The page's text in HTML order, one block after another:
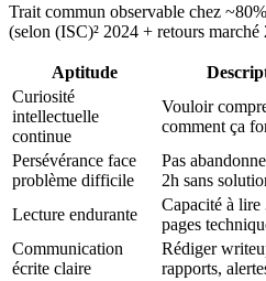
Trait commun observable chez
(selon (ISC)² 2024 + retours marché
Aptitude
Curiosité
intellectuelle
continue
Vouloir
comment ça
Persévérance face
problème difficile
Pas
2h sans
Lecture endurante
Capacité à lire
pages
Communication
écrite claire
Rédiger
rapports,